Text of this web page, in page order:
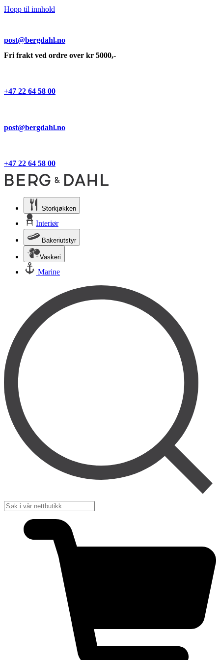
Hopp til innhold
post@bergdahl.no
Fri frakt ved ordre over kr 5000,-
+47 22 64 58 00
post@bergdahl.no
+47 22 64 58 00
Storkjøkken
Interiør
Bakeriutstyr
Vaskeri
Marine